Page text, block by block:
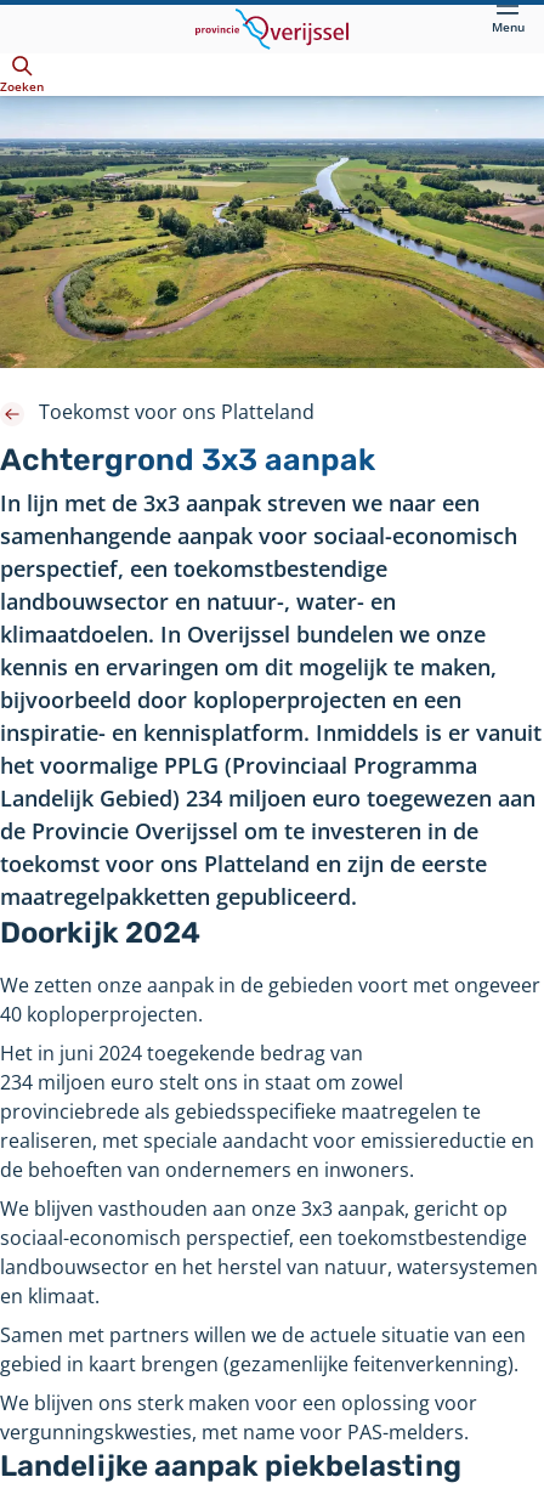
hoofdinhoud
Menu
Zoeken
Achtergrond 3x3 aanpak
Toekomst voor ons Platteland
In lijn met de 3x3 aanpak streven we naar een
samenhangende aanpak voor sociaal-economisch
perspectief, een toekomstbestendige
landbouwsector en natuur-, water- en
klimaatdoelen. In Overijssel bundelen we onze
kennis en ervaringen om dit mogelijk te maken,
bijvoorbeeld door koploperprojecten en een
inspiratie- en kennisplatform. Inmiddels is er vanuit
het voormalige PPLG (Provinciaal Programma
Landelijk Gebied) 234 miljoen euro toegewezen aan
de Provincie Overijssel om te investeren in de
toekomst voor ons Platteland en zijn de eerste
maatregelpakketten gepubliceerd.
Doorkijk 2024
We zetten onze aanpak in de gebieden voort met ongeveer
40 koploperprojecten.
Het in juni 2024 toegekende bedrag van
234 miljoen euro stelt ons in staat om zowel
provinciebrede als gebiedsspecifieke maatregelen te
realiseren, met speciale aandacht voor emissiereductie en
de behoeften van ondernemers en inwoners.
We blijven vasthouden aan onze 3x3 aanpak, gericht op
sociaal-economisch perspectief, een toekomstbestendige
landbouwsector en het herstel van natuur, watersystemen
en klimaat.
Samen met partners willen we de actuele situatie van een
gebied in kaart brengen (gezamenlijke feitenverkenning).
We blijven ons sterk maken voor een oplossing voor
vergunningskwesties, met name voor PAS-melders.
Landelijke aanpak piekbelasting